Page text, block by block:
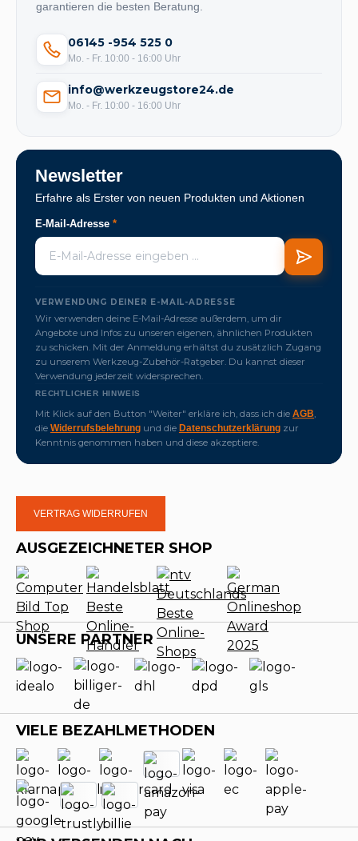
garantieren die besten Beratung.
06145 -954 525 0
Mo. - Fr. 10:00 - 16:00 Uhr
info@werkzeugstore24.de
Mo. - Fr. 10:00 - 16:00 Uhr
Newsletter
Erfahre als Erster von neuen Produkten und Aktionen
E-Mail-Adresse *
VERWENDUNG DEINER E-MAIL-ADRESSE
Wir verwenden deine E-Mail-Adresse außerdem, um dir
Angebote und Infos zu unseren eigenen, ähnlichen Produkten
zu schicken. Mit der Anmeldung erhältst du zusätzlich Zugang
zu unserem Werkzeug-Zubehör-Ratgeber. Du kannst dieser
Verwendung jederzeit widersprechen.
RECHTLICHER HINWEIS
Mit Klick auf den Button "Weiter" erkläre ich, dass ich die AGB,
die Widerrufsbelehrung und die Datenschutzerklärung zur
Kenntnis genommen haben und diese akzeptiere.
VERTRAG WIDERRUFEN
AUSGEZEICHNETER SHOP
UNSERE PARTNER
VIELE BEZAHLMETHODEN